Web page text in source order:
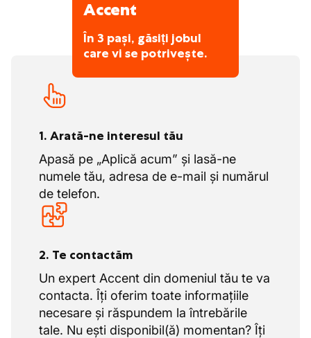
sanitare
Fructe proaspete miercuri, mereu cafea,
prăjituri vineri
Activități anuale de team building și
acțiuni de grup plăcute
parcare privată la companie
Aplicați? Trimiteți CV-ul și pregătiți-vă
pentru o discuție implicată
Accent
În 3 pași, găsiți jobul
care vi se potrivește.
1. Arată-ne interesul tău
Apasă pe „Aplică acum” și lasă-ne
numele tău, adresa de e-mail și numărul
de telefon.
2. Te contactăm
Un expert Accent din domeniul tău te va
contacta. Îți oferim toate informațiile
necesare și răspundem la întrebările
tale. Nu ești disponibil(ă) momentan? Îți